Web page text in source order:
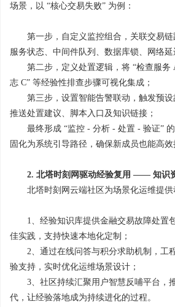
场景，以 “核心交易失败” 为例：
第一步，自定义监控组合，关联交易
服务状态、中间件队列、数据库锁、网络延
第二步，定义处置逻辑，将 “检查服务
志 C” 等经验性排查步骤可视化集成；
第三步，设置智能告警联动，触发预
推送处置建议、脚本入口及知识链接；
最终形成 “监控 - 分析 - 处置 - 验证”
固化为系统引导路径，确保新成员也能高效
2. 北塔时刻网驱动经验复用 —— 知识
北塔时刻网云端社区为场景化运维提供
1、经验知识库提供金融交易故障处置
佳实践，支持快速本地化定制；
2、通过在线问答与积分求助机制，工
验支持，实时优化运维场景设计；
3、社区持续汇聚用户智慧反哺平台，
代，让经验落地成为持续进化的过程。